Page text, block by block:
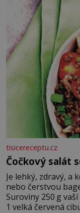
tisicereceptu.cz
Čočkový salát
Je lehký, zdravý, a
nebo čerstvou
Suroviny 250 g vaší oblíbené čočky 150 g cherry rajčátek
1 velká červená